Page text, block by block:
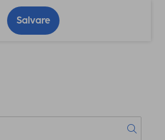
Salvare